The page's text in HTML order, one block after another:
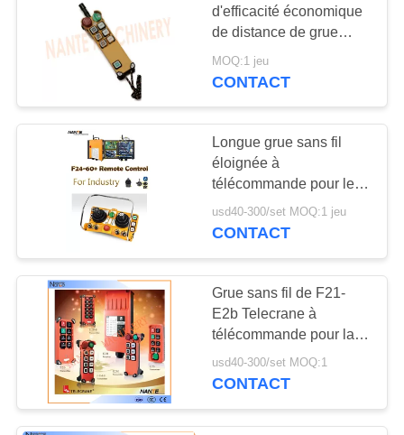
COMPANY
NEWS
PLAN
PRIVACY
POLICY
d'efficacité économique
de distance de grue
sans fil industrielle 100
MOQ:1 jeu
CONTACT
Longue grue sans fil
éloignée à
télécommande pour le
matériel de levage
industriel
usd40-300/set MOQ:1 jeu
CONTACT
Grue sans fil de F21-
E2b Telecrane à
télécommande pour la
grue 200x85x60mm
usd40-300/set MOQ:1
CONTACT